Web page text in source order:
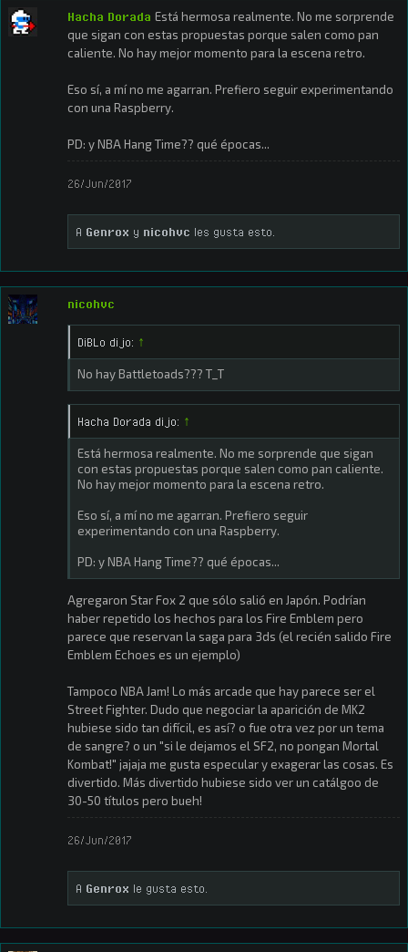
Hacha Dorada Está hermosa realmente. No me sorprende
que sigan con estas propuestas porque salen como pan
caliente. No hay mejor momento para la escena retro.
Eso sí, a mí no me agarran. Prefiero seguir experimentando
con una Raspberry.
PD: y NBA Hang Time?? qué épocas...
26/Jun/2017
A Genrox y nicohvc les gusta esto.
nicohvc
DiBLo dijo: ↑
No hay Battletoads??? T_T
Hacha Dorada dijo: ↑
Está hermosa realmente. No me sorprende que sigan
con estas propuestas porque salen como pan caliente.
No hay mejor momento para la escena retro.
Eso sí, a mí no me agarran. Prefiero seguir
experimentando con una Raspberry.
PD: y NBA Hang Time?? qué épocas...
Agregaron Star Fox 2 que sólo salió en Japón. Podrían
haber repetido los hechos para los Fire Emblem pero
parece que reservan la saga para 3ds (el recién salido Fire
Emblem Echoes es un ejemplo)
Tampoco NBA Jam! Lo más arcade que hay parece ser el
Street Fighter. Dudo que negociar la aparición de MK2
hubiese sido tan difícil, es así? o fue otra vez por un tema
de sangre? o un "si le dejamos el SF2, no pongan Mortal
Kombat!" jajaja me gusta especular y exagerar las cosas. Es
divertido. Más divertido hubiese sido ver un catálgoo de
30-50 títulos pero bueh!
26/Jun/2017
A Genrox le gusta esto.